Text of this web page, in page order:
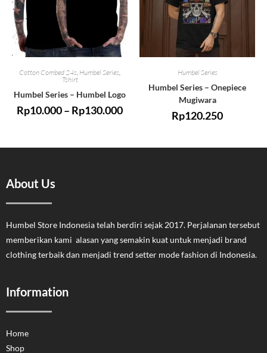
Cotton Combed 24s, Humbel Series,
Tshirt
Humbel Series – Humbel Logo
Rp10.000– Rp130.000
Humbel Series
Humbel Series – Onepiece
Mugiwara
Rp120.250
About Us
Humbel Store Indonesia telah berdiri sejak 2017. Perjalanan tersebut
memberikan kami alasan yang semakin kuat untuk menjadi brand
clothing terbaik dan menjadi trend setter mode fashion di Indonesia.
Information
Home
Shop